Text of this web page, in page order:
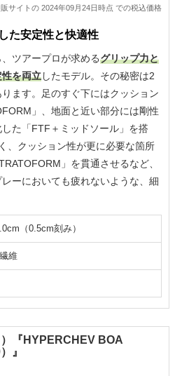
サイトの 2024年09月24日時点 での税込価格
た安定性と快適性
ツアープロが求めるグリップ力と
を両立したモデル。その秘密は2
ます。足のすぐ下にはクッション
」、地面と近い部分には剛性
た「FTF＋ミッドソール」を搭
、クッション性が更に必要な箇所
」を貫通させるなど、
ーにおいても疲れないような、細
（0.5cm刻み）
維
『HYPERCHEV BOA
』